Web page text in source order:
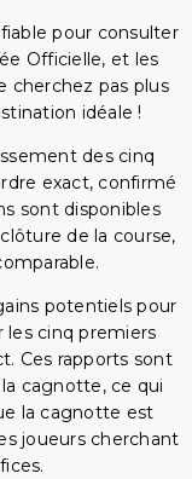
pour consulter
Officielle, et les
cherchez pas plus
idéale !
des cinq
exact, confirmé
sont disponibles
de la course,
potentiels pour
les cinq premiers
Ces rapports sont
cagnotte, ce qui
la cagnotte est
joueurs cherchant